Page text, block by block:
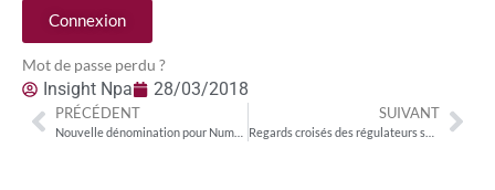
Connexion
Mot de passe perdu ?
Insight Npa 28/03/2018
PRÉCÉDENT SUIVANT
Regards croisés des régulateurs sur la réforme audiovisuelle